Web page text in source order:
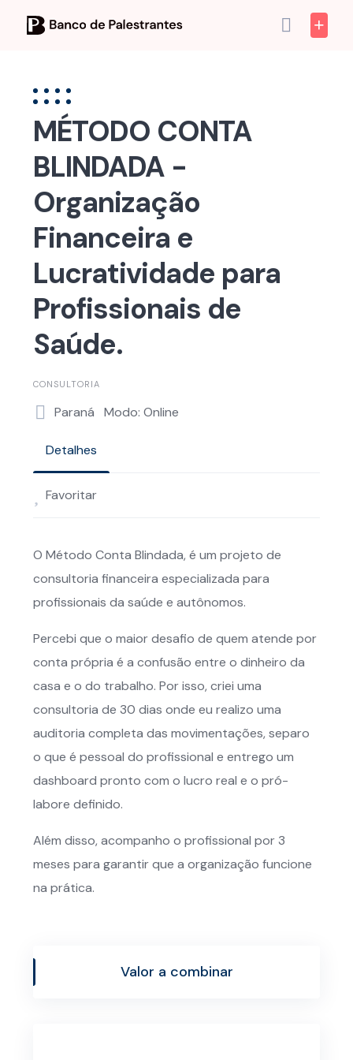
MÉTODO CONTA
BLINDADA -
Organização
Financeira e
Lucratividade para
Profissionais de
Saúde.
CONSULTORIA
Paraná Modo: Online
Detalhes
Favoritar
O Método Conta Blindada, é um projeto de
consultoria financeira especializada para
profissionais da saúde e autônomos.
Percebi que o maior desafio de quem atende por
conta própria é a confusão entre o dinheiro da
casa e o do trabalho. Por isso, criei uma
consultoria de 30 dias onde eu realizo uma
auditoria completa das movimentações, separo
o que é pessoal do profissional e entrego um
dashboard pronto com o lucro real e o pró-
labore definido.
Além disso, acompanho o profissional por 3
meses para garantir que a organização funcione
na prática.
Valor a combinar